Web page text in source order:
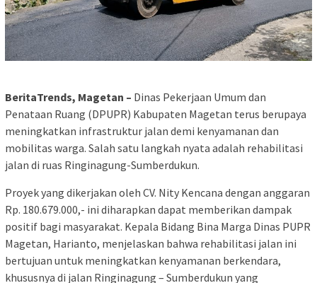
BeritaTrends, Magetan – Dinas Pekerjaan Umum dan
Penataan Ruang (DPUPR) Kabupaten Magetan terus berupaya
meningkatkan infrastruktur jalan demi kenyamanan dan
mobilitas warga. Salah satu langkah nyata adalah rehabilitasi
jalan di ruas Ringinagung-Sumberdukun.
Proyek yang dikerjakan oleh CV. Nity Kencana dengan anggaran
Rp. 180.679.000,- ini diharapkan dapat memberikan dampak
positif bagi masyarakat. Kepala Bidang Bina Marga Dinas PUPR
Magetan, Harianto, menjelaskan bahwa rehabilitasi jalan ini
bertujuan untuk meningkatkan kenyamanan berkendara,
khususnya di jalan Ringinagung – Sumberdukun yang